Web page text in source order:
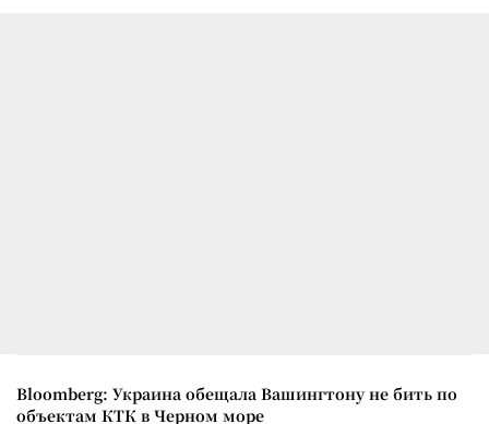
Bloomberg: Украина обещала Вашингтону не бить по
объектам КТК в Черном море